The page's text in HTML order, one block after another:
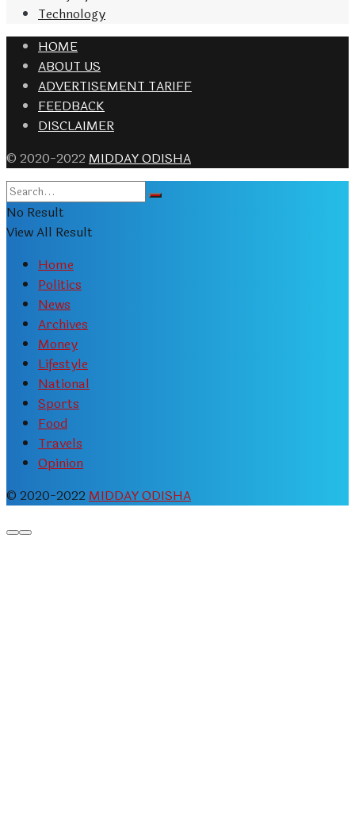
Technology
HOME
ABOUT US
ADVERTISEMENT TARIFF
FEEDBACK
DISCLAIMER
© 2020-2022 MIDDAY ODISHA
No Result
View All Result
Home
Politics
News
Archives
Money
Lifestyle
National
Sports
Food
Travels
Opinion
© 2020-2022 MIDDAY ODISHA